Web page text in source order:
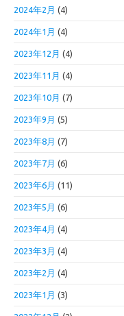
2024年2月 (4)
2024年1月 (4)
2023年12月 (4)
2023年11月 (4)
2023年10月 (7)
2023年9月 (5)
2023年8月 (7)
2023年7月 (6)
2023年6月 (11)
2023年5月 (6)
2023年4月 (4)
2023年3月 (4)
2023年2月 (4)
2023年1月 (3)